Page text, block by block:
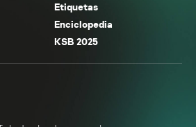
Etiquetas
Enciclopedia
KSB 2025